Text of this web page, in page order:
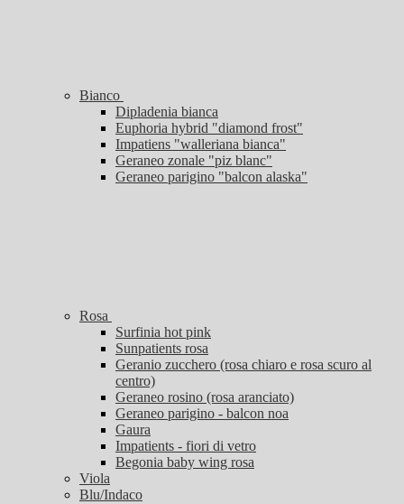
Bianco
Dipladenia bianca
Euphoria hybrid "diamond frost"
Impatiens "walleriana bianca"
Geraneo zonale "piz blanc"
Geraneo parigino "balcon alaska"
Rosa
Surfinia hot pink
Sunpatients rosa
Geranio zucchero (rosa chiaro e rosa scuro al
centro)
Geraneo rosino (rosa aranciato)
Geraneo parigino - balcon noa
Gaura
Impatients - fiori di vetro
Begonia baby wing rosa
Viola
Blu/Indaco